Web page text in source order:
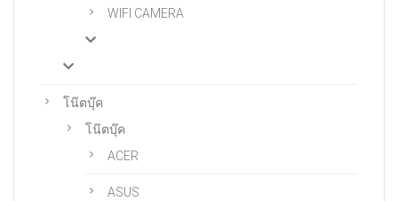
WIFI CAMERA
โน๊ตบุ๊ค
โน๊ตบุ๊ค
ACER
ASUS